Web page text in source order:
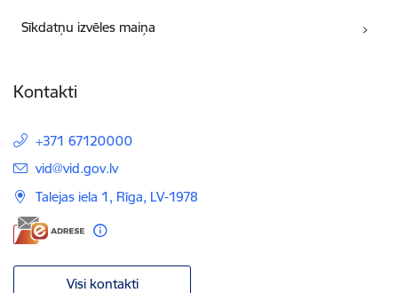
Sīkdatņu izvēles maiņa
Kontakti
+371 67120000
E-pasts:
vid@vid.gov.lv
Talejas iela 1, Rīga, LV-1978
Visi kontakti